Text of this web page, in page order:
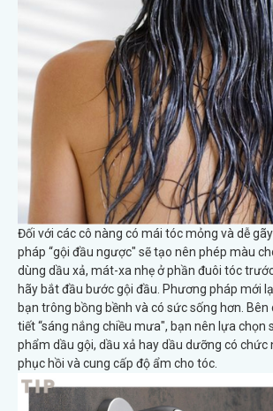
Đối với các cô nàng có mái tóc mỏng và dễ
pháp “gội đầu ngược" sẽ tạo nên phép màu
dùng dầu xả, mát-xa nhẹ ở phần đuôi tóc
hãy bắt đầu bước gội đầu. Phương pháp mới
bạn trông bồng bềnh và có sức sống hơn.
tiết “sáng nắng chiều mưa", bạn nên lựa chọn
phẩm dầu gội, dầu xả hay dầu dưỡng có chức
phục hồi và cung cấp độ ẩm cho tóc.